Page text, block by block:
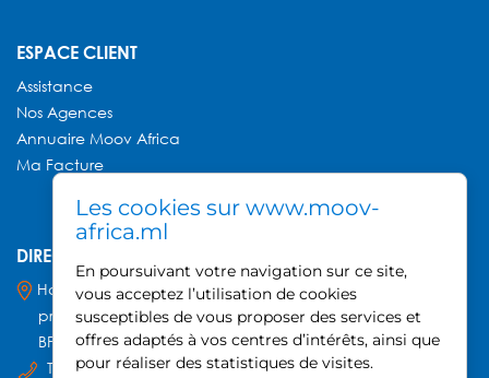
ESPACE CLIENT
Assistance
Nos Agences
Annuaire Moov Africa
Ma Facture
DIRECTION GÉNÉRALE MOOV AFRICA
Hamdallaye ACI 2000,
près du Palais des Sports
BP 740, Bamako - Mali
Tel : +223 20 21 52 80
Les cookies sur www.moov-
africa.ml
En poursuivant votre navigation sur ce site,
vous acceptez l’utilisation de cookies
susceptibles de vous proposer des services et
offres adaptés à vos centres d’intérêts, ainsi que
pour réaliser des statistiques de visites.